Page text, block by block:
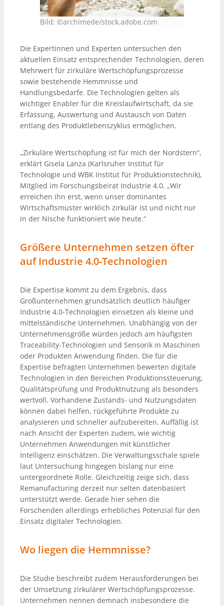
Bild: ©archimede/stock.adobe.com
Die Expertinnen und Experten untersuchen den
aktuellen Einsatz entsprechender Technologien, deren
Mehrwert für zirkuläre Wertschöpfungsprozesse
sowie bestehende Hemmnisse und
Handlungsbedarfe. Die Technologien gelten als
wichtiger Enabler für die Kreislaufwirtschaft, da sie
Erfassung, Auswertung und Austausch von Daten
entlang des Produktlebenszyklus ermöglichen.
„Zirkuläre Wertschöpfung ist für mich der Nordstern“,
erklärt Gisela Lanza (Karlsruher Institut für
Technologie und WBK Institut für Produktionstechnik),
Mitglied im Forschungsbeirat Industrie 4.0. „Wir
erreichen ihn erst, wenn unser dominantes
Wirtschaftsmuster wirklich zirkulär ist und nicht nur
in der Nische funktioniert wie heute.“
Größere Unternehmen setzen öfter
auf Industrie 4.0-Technologien
Die Expertise kommt zu dem Ergebnis, dass
Großunternehmen grundsätzlich deutlich häufiger
Industrie 4.0-Technologien einsetzen als kleine und
mittelständische Unternehmen. Unabhängig von der
Unternehmensgröße würden jedoch am häufigsten
Traceability-Technologien und Sensorik in Maschinen
oder Produkten Anwendung finden. Die für die
Expertise befragten Unternehmen bewerten digitale
Technologien in den Bereichen Produktionssteuerung,
Qualitätsprüfung und Produktnutzung als besonders
wertvoll. Vorhandene Zustands- und Nutzungsdaten
können dabei helfen, rückgeführte Produkte zu
analysieren und schneller aufzubereiten. Auffällig ist
nach Ansicht der Experten zudem, wie wichtig
Unternehmen Anwendungen mit künstlicher
Intelligenz einschätzen. Die Verwaltungsschale spiele
laut Untersuchung hingegen bislang nur eine
untergeordnete Rolle. Gleichzeitig zeige sich, dass
Remanufacturing derzeit nur selten datenbasiert
unterstützt werde. Gerade hier sehen die
Forschenden allerdings erhebliches Potenzial für den
Einsatz digitaler Technologien.
Wo liegen die Hemmnisse?
Die Studie beschreibt zudem Herausforderungen bei
der Umsetzung zirkulärer Wertschöpfungsprozesse.
Unternehmen nennen demnach insbesondere die